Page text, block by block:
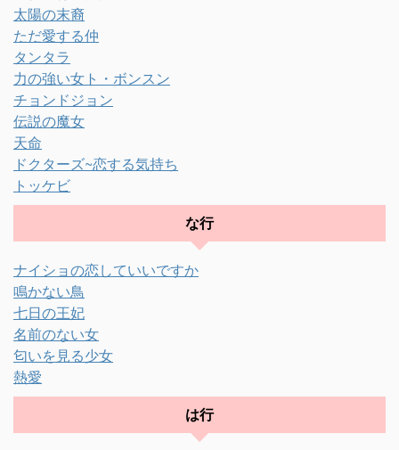
太陽の末裔
ただ愛する仲
タンタラ
力の強い女ト・ボンスン
チョンドジョン
伝説の魔女
天命
ドクターズ~恋する気持ち
トッケビ
な行
ナイショの恋していいですか
鳴かない鳥
七日の王妃
名前のない女
匂いを見る少女
熱愛
は行